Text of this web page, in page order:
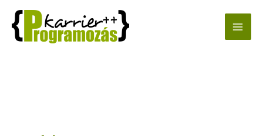
Skip
content